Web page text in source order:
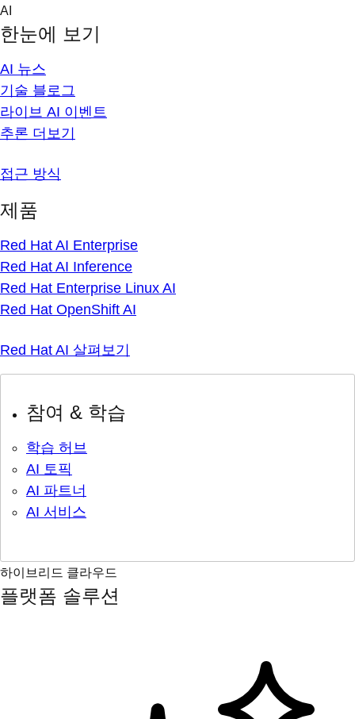
Skip
content
AI
한눈에 보기
AI 뉴스
기술 블로그
라이브 AI 이벤트
추론 더보기
접근 방식
제품
Red Hat AI Enterprise
Red Hat AI Inference
Red Hat Enterprise Linux AI
Red Hat OpenShift AI
Red Hat AI 살펴보기
참여 & 학습
학습 허브
AI 토픽
AI 파트너
AI 서비스
하이브리드 클라우드
플랫폼 솔루션